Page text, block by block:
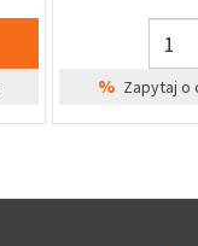
% Zapytaj o